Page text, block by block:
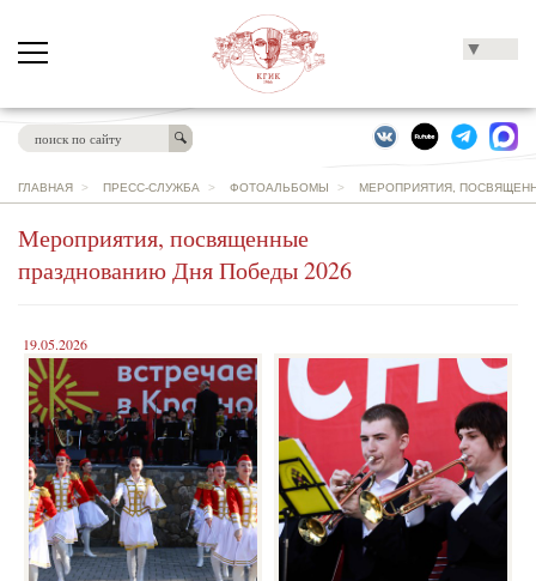
▼
ГЛАВНАЯ > ПРЕСС-СЛУЖБА > ФОТОАЛЬБОМЫ > МЕРОПРИЯТИЯ,
Мероприятия, посвященные
празднованию Дня Победы 2026
19.05.2026